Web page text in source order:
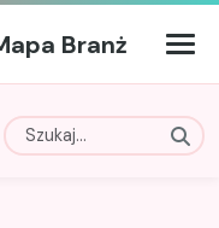
Branż